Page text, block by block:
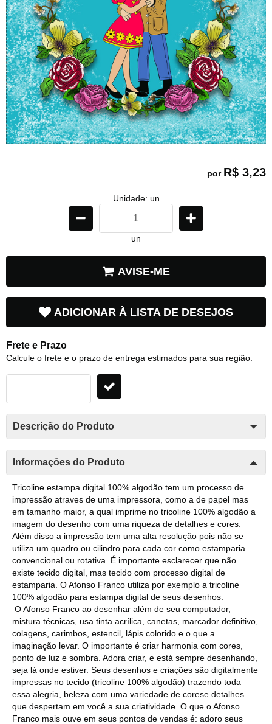
por R$ 3,23
Unidade: un
un
AVISE-ME
ADICIONAR À LISTA DE DESEJOS
Frete e Prazo
Calcule o frete e o prazo de entrega estimados para sua região:
Descrição do Produto
Informações do Produto
Tricoline estampa digital 100% algodão tem um processo de
impressão atraves de uma impressora, como a de papel mas
em tamanho maior, a qual imprime no tricoline 100% algodão a
imagem do desenho com uma riqueza de detalhes e cores.
Além disso a impressão tem uma alta resolução pois não se
utiliza um quadro ou cilindro para cada cor como estamparia
convencional ou rotativa. É importante esclarecer que não
existe tecido digital, mas tecido com processo digital de
estamparia. O Afonso Franco utiliza por exemplo a tricoline
100% algodão para estampa digital de seus desenhos.
O Afonso Franco ao desenhar além de seu computador,
mistura técnicas, usa tinta acrílica, canetas, marcador definitivo,
colagens, carimbos, estencil, lápis colorido e o que a
imaginação levar. O importante é criar harmonia com cores,
ponto de luz e sombra. Adora criar, e está sempre desenhando,
seja lá onde estiver. Seus desenhos e criações são digitalmente
impressas no tecido (tricoline 100% algodão) trazendo toda
essa alegria, beleza com uma variedade de corese detalhes
que despertam em você a sua criatividade. O que o Afonso
Franco mais ouve em seus pontos de vendas é: adoro seus